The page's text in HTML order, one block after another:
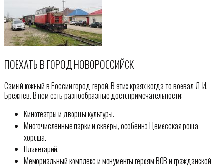
ПОЕХАТЬ В ГОРОД НОВОРОССИЙСК
Самый южный в России город-герой. В этих краях когда-то воевал Л. И.
Брежнев. В нем есть разнообразные достопримечательности:
Кинотеатры и дворцы культуры.
Многочисленные парки и скверы, особенно Цемесская роща
хороша.
Планетарий.
Мемориальный комплекс и монументы героям ВОВ и гражданской